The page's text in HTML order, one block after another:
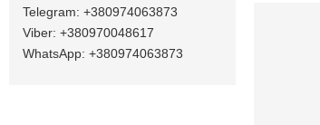
+380974063873
+380970048617
+380974063873